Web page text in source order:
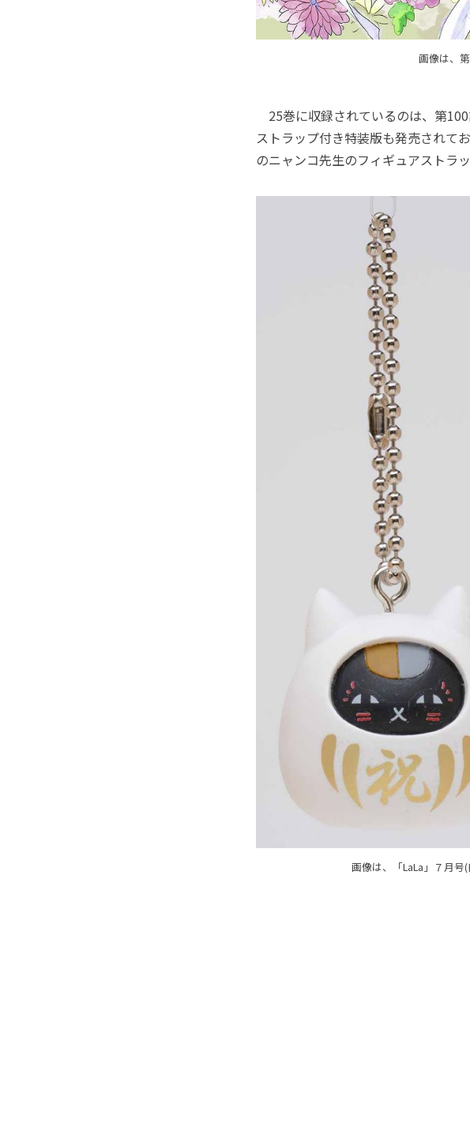
画像は、
25巻に収録されているのは、第
ストラップ付き特装版も発売されて
のニャンコ先生のフィギュアストラ
画像は、「LaLa」７月